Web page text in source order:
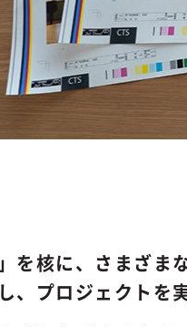
」を核に、さまざま
、プロジェクトを